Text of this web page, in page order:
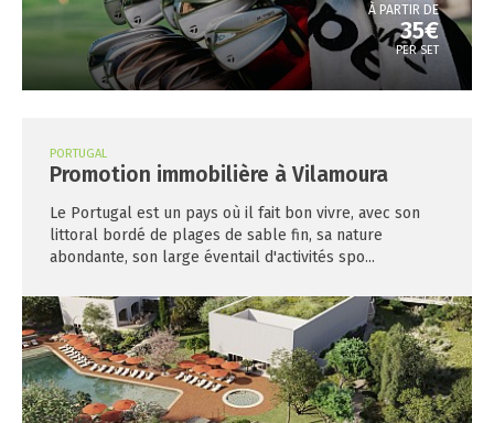
À PARTIR DE
35€
PER SET
PORTUGAL
Promotion immobilière à Vilamoura
Le Portugal est un pays où il fait bon vivre, avec son
littoral bordé de plages de sable fin, sa nature
abondante, son large éventail d'activités spo...